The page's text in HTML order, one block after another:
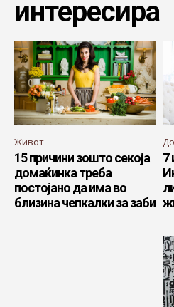
интересира
Живот
15 причини зошто секоја
домаќинка треба
постојано да има во
близина чепкалки за заби
7